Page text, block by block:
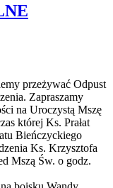
przeżywać Odpust
Zapraszamy
na Uroczystą Mszę
której Ks. Prałat
Bieńczyckiego
Ks. Krzysztofa
Mszą Św. o godz.